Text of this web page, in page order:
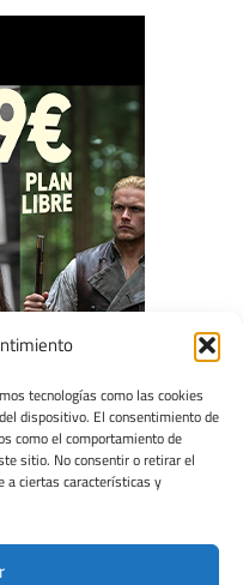
tecnologías como las cookies
dispositivo. El consentimiento de
como el comportamiento de
sitio. No consentir o retirar el
a ciertas características y